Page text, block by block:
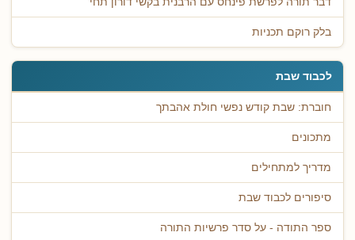
בלק רוקם תכניות
לכבוד שבת
חוברת: שבת קודש נפשי חולת אהבתך
מתכונים
מדריך למתחילים
סיפורים לכבוד שבת
ספר התודה - על סדר פרשיות התורה